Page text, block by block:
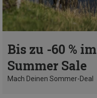
Bis zu -60 % im
Summer Sale
Mach Deinen Sommer-Deal